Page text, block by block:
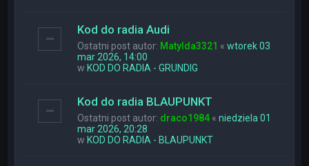
Kod do radia Audi
Ostatni post autor: Matylda3321 «wtorek 03
mar 2026, 14:00
w KOD DO RADIA - GRUNDIG
Kod do radia BLAUPUNKT
Ostatni post autor: draco1984 «niedziela 01
mar 2026, 20:28
w KOD DO RADIA - BLAUPUNKT